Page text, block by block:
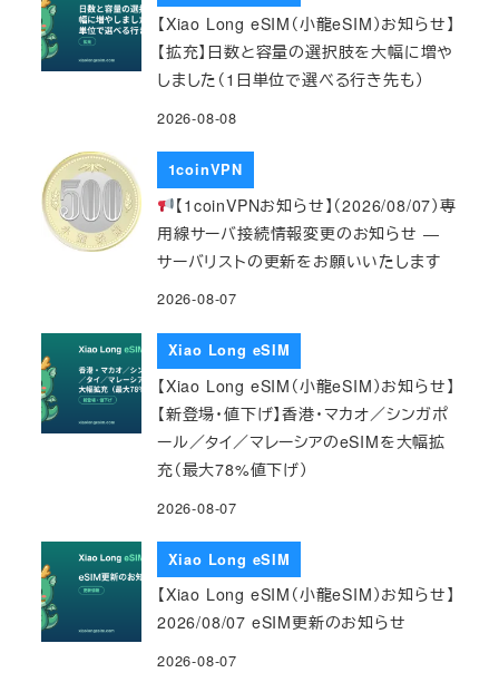
【Xiao Long eSIM（小龍eSIM）お知らせ】
【拡充】日数と容量の選択肢を大幅に増や
しました（1日単位で選べる行き先も）
2026-08-08
1coinVPN
【1coinVPNお知らせ】（2026/08/07）専
用線サーバ接続情報変更のお知らせ ―
サーバリストの更新をお願いいたします
2026-08-07
Xiao Long eSIM
【Xiao Long eSIM（小龍eSIM）お知らせ】
【新登場・値下げ】香港・マカオ／シンガポ
ール／タイ／マレーシアのeSIMを大幅拡
充（最大78%値下げ）
2026-08-07
Xiao Long eSIM
【Xiao Long eSIM（小龍eSIM）お知らせ】
2026/08/07 eSIM更新のお知らせ
2026-08-07